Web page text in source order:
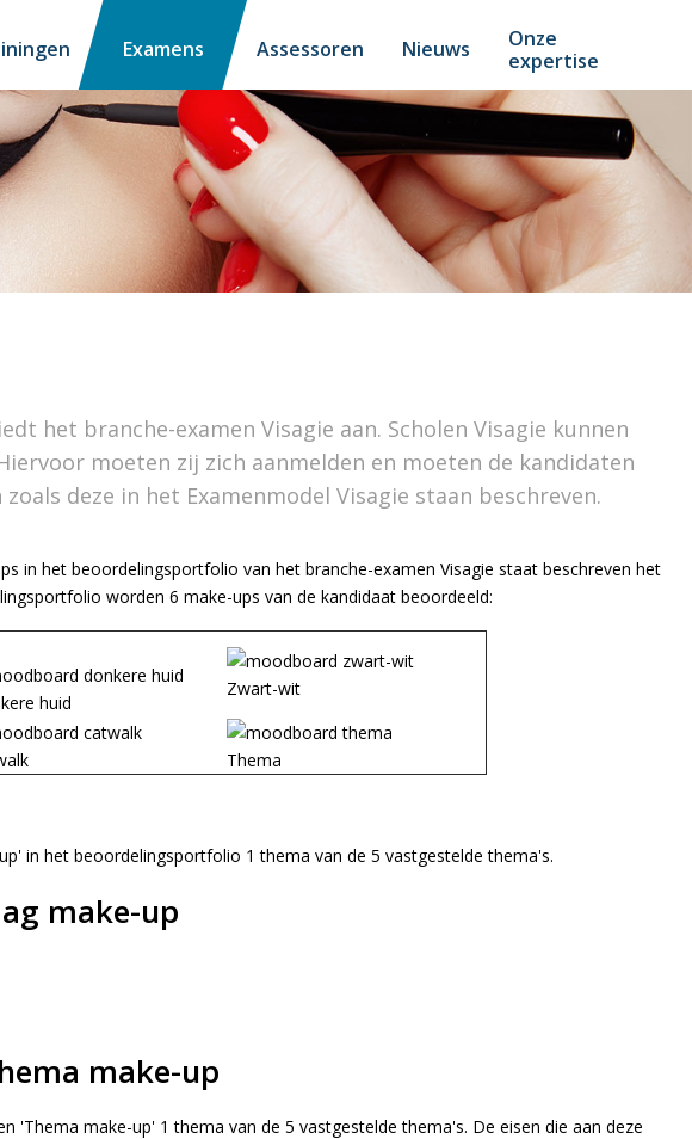
Examens Assessoren Nieuws
Onze
expertise
het branche-examen Visagie aan. Scholen Visagie kunnen
moeten zij zich aanmelden en moeten de kandidaten
deze in het Examenmodel Visagie staan beschreven.
in het beoordelingsportfolio van het branche-examen Visagie staat beschreven het
worden 6 make-ups van de kandidaat beoordeeld:
huid
Zwart-wit
Thema
in het beoordelingsportfolio 1 thema van de 5 vastgestelde thema's.
make-up
make-up
'Thema make-up' 1 thema van de 5 vastgestelde thema's. De eisen die aan deze